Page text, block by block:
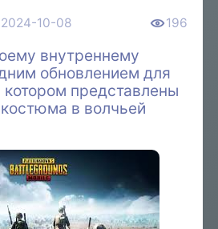
10-08
196
внутреннему
обновлением для
котором представлены
в волчьей